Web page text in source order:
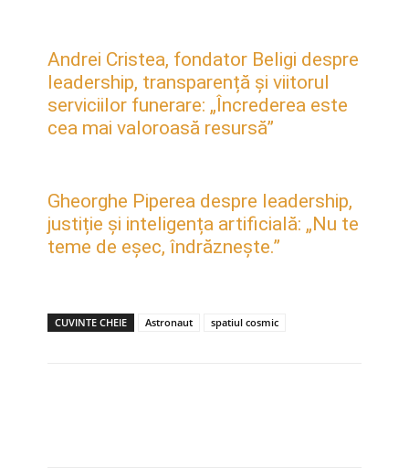
Andrei Cristea, fondator Beligi despre
leadership, transparență și viitorul
serviciilor funerare: „Încrederea este
cea mai valoroasă resursă”
Gheorghe Piperea despre leadership,
justiție și inteligența artificială: „Nu te
teme de eșec, îndrăznește.”
CUVINTE CHEIE Astronaut spatiul cosmic